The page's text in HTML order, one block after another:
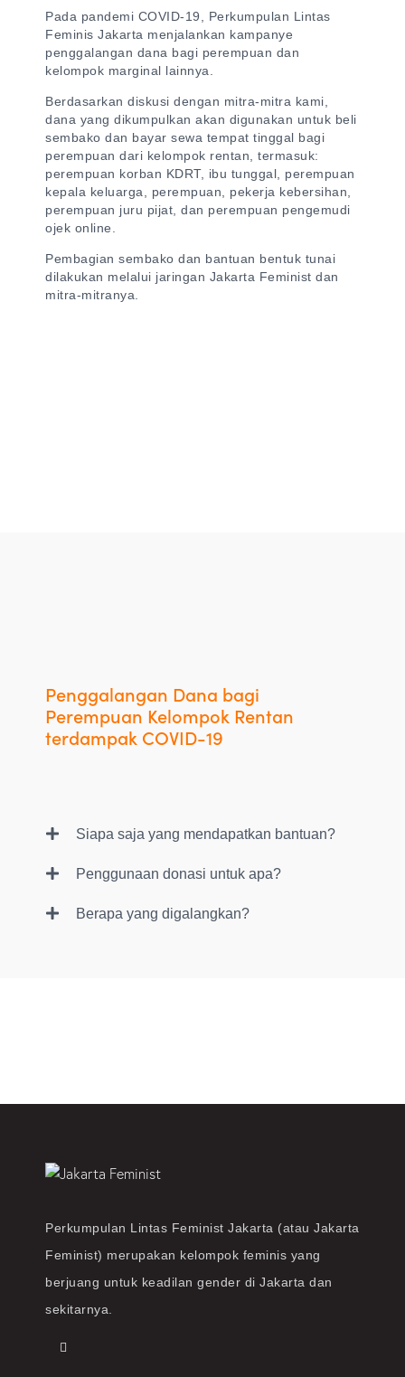
Pada pandemi COVID-19, Perkumpulan Lintas
Feminis Jakarta menjalankan kampanye
penggalangan dana bagi perempuan dan
kelompok marginal lainnya.
Berdasarkan diskusi dengan mitra-mitra kami,
dana yang dikumpulkan akan digunakan untuk beli
sembako dan bayar sewa tempat tinggal bagi
perempuan dari kelompok rentan, termasuk:
perempuan korban KDRT, ibu tunggal, perempuan
kepala keluarga, perempuan, pekerja kebersihan,
perempuan juru pijat, dan perempuan pengemudi
ojek online.
Pembagian sembako dan bantuan bentuk tunai
dilakukan melalui jaringan Jakarta Feminist dan
mitra-mitranya.
Penggalangan Dana bagi
Perempuan Kelompok Rentan
terdampak COVID-19
Siapa saja yang mendapatkan bantuan?
Penggunaan donasi untuk apa?
Berapa yang digalangkan?
Perkumpulan Lintas Feminist Jakarta (atau Jakarta
Feminist) merupakan kelompok feminis yang
berjuang untuk keadilan gender di Jakarta dan
sekitarnya.